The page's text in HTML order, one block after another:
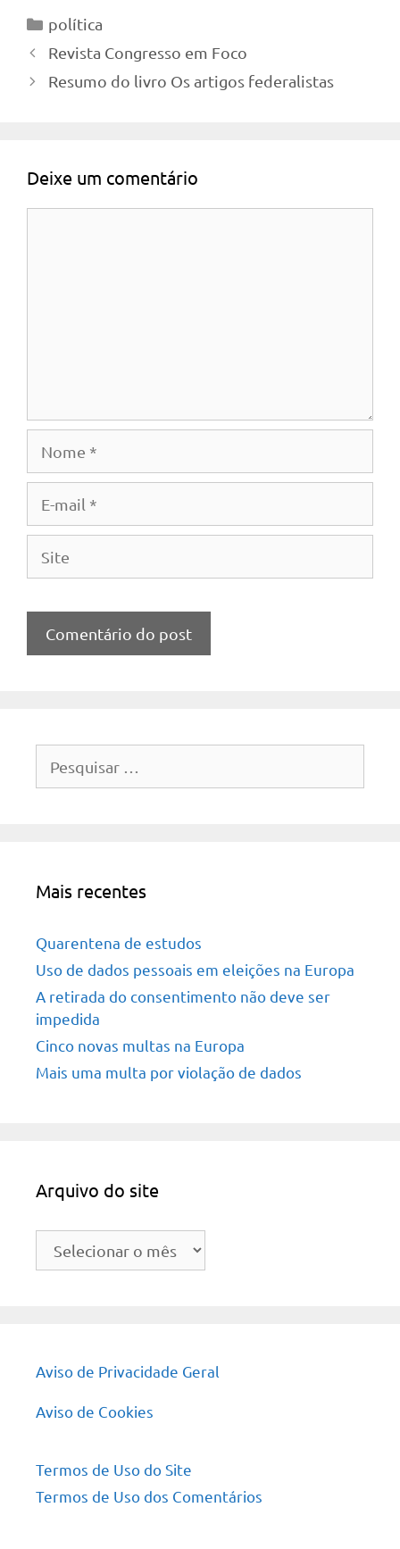
Categorias
política
Revista Congresso em Foco
Resumo do livro Os artigos federalistas
Deixe um comentário
por:
Mais recentes
Quarentena de estudos
Uso de dados pessoais em eleições na Europa
A retirada do consentimento não deve ser
impedida
Cinco novas multas na Europa
Mais uma multa por violação de dados
Arquivo do site
Arquivo
Aviso de Privacidade Geral
Aviso de Cookies
Termos de Uso do Site
Termos de Uso dos Comentários